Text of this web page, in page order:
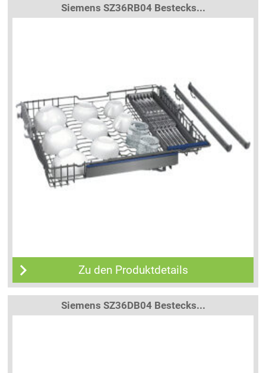
Siemens SZ36RB04 Bestecks...
Zu den Produktdetails
Siemens SZ36DB04 Bestecks...